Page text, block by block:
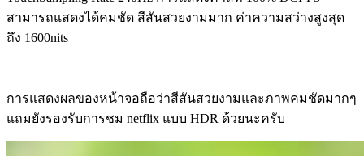
สามารถแสดงได้คมชัด สีสันสวยงามมาก ค่าความสว่างสูงสุด
ถึง 1600nits
การแสดงผลของหน้าจอถือว่าสีสันสวยงามและภาพคมชัดมากๆ
แถมยังรองรับการชม netflix แบบ HDR ด้วยนะครับ